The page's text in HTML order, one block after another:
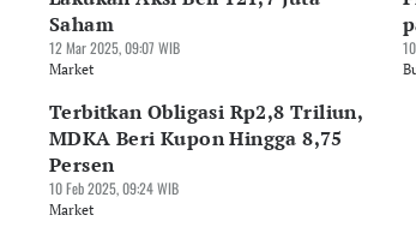
Saham
12 Mar 2025, 09:07 WIB
Market
Terbitkan Obligasi Rp2,8 Triliun,
MDKA Beri Kupon Hingga 8,75
Persen
10 Feb 2025, 09:24 WIB
Market